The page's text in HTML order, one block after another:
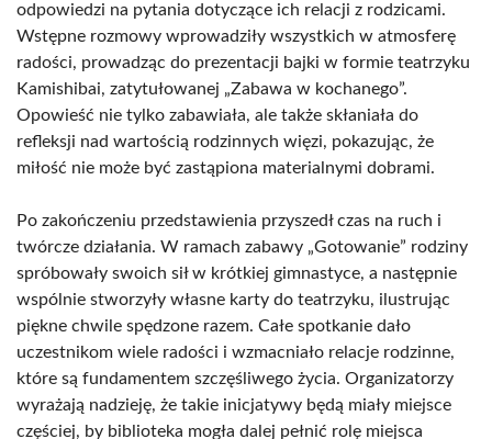
odpowiedzi na pytania dotyczące ich relacji z rodzicami.
Wstępne rozmowy wprowadziły wszystkich w atmosferę
radości, prowadząc do prezentacji bajki w formie teatrzyku
Kamishibai, zatytułowanej „Zabawa w kochanego”.
Opowieść nie tylko zabawiała, ale także skłaniała do
refleksji nad wartością rodzinnych więzi, pokazując, że
miłość nie może być zastąpiona materialnymi dobrami.
Po zakończeniu przedstawienia przyszedł czas na ruch i
twórcze działania. W ramach zabawy „Gotowanie” rodziny
spróbowały swoich sił w krótkiej gimnastyce, a następnie
wspólnie stworzyły własne karty do teatrzyku, ilustrując
piękne chwile spędzone razem. Całe spotkanie dało
uczestnikom wiele radości i wzmacniało relacje rodzinne,
które są fundamentem szczęśliwego życia. Organizatorzy
wyrażają nadzieję, że takie inicjatywy będą miały miejsce
częściej, by biblioteka mogła dalej pełnić rolę miejsca